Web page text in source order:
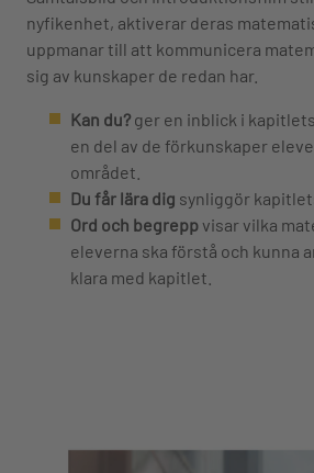
nyfikenhet, aktiverar deras
uppmanar till att kommunicera
sig av kunskaper de redan har.
Kan du? ger en inblick i
en del av de förkunskaper
området.
Du får lära dig synliggör
Ord och begrepp visar vilka
eleverna ska förstå och kunna
klara med kapitlet.